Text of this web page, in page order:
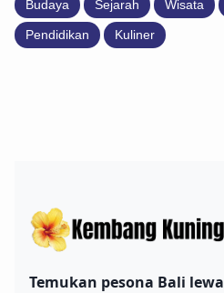
Budaya Sejarah Wisata
Pendidikan Kuliner
Temukan pesona Bali